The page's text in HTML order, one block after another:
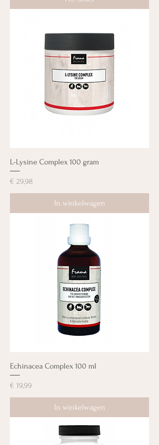
L-Lysine Complex 100 gram
Prijs
€ 29,98
In winkelwagen
Echinacea Complex 100 ml
Prijs
€ 19,99
In winkelwagen